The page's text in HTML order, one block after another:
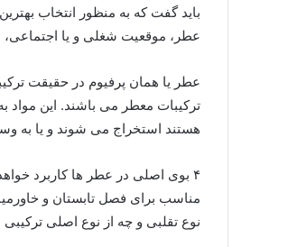
باید گفت که به منظور انتخاب
عطر، موقعیت شغلی و یا اجتماعی،
عطر یا همان پرفیوم در حقیقت
هستند استخراج می شوند و یا به
۴ بوی اصلی در عطر ها کاربرد
مناسب برای فصل تابستان و
نوع تقلبی و چه از نوع اصلی ترکیبی